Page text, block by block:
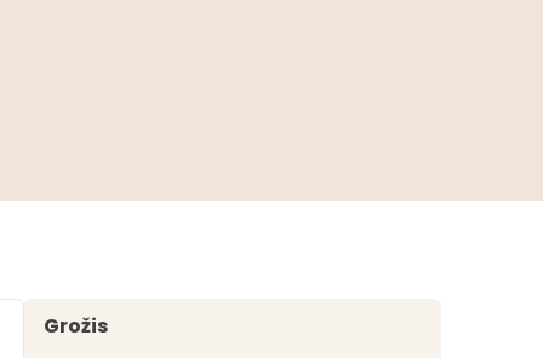
Grožis